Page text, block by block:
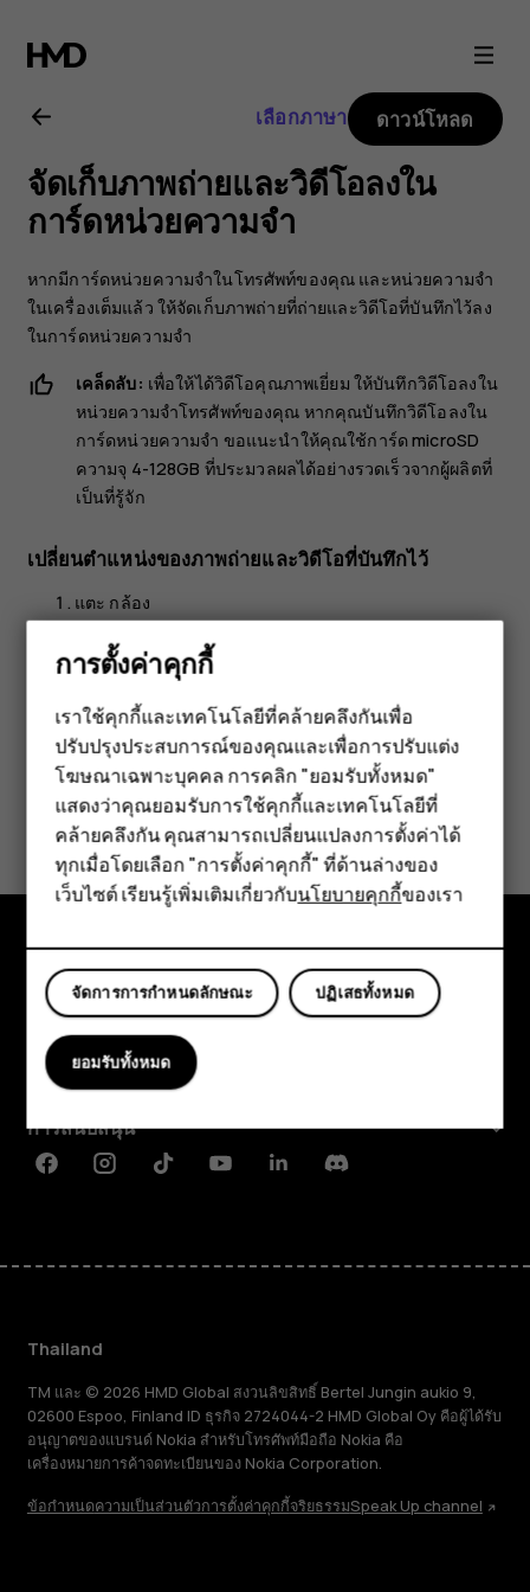
คู่มือ
ผู้
ใช้
Nokia
8.1
สมาร์ทโฟน
ฟีเจอร์โฟน
อุปกรณ์เสริม
แท็บเล็ต
เลือกภาษา ดาวน์โหลด
จัดเก็บภาพถ่ายและวิดีโอลงใน
การ์ดหน่วยความจำ
หากมีการ์ดหน่วยความจำในโทรศัพท์ของคุณ และหน่วยความจำ
ในเครื่องเต็มแล้ว ให้จัดเก็บภาพถ่ายที่ถ่ายและวิดีโอที่บันทึกไว้ลง
ในการ์ดหน่วยความจำ
เคล็ดลับ: เพื่อให้ได้วิดีโอคุณภาพเยี่ยม ให้บันทึกวิดีโอลงใน
หน่วยความจำโทรศัพท์ของคุณ หากคุณบันทึกวิดีโอลงใน
การ์ดหน่วยความจำ ขอแนะนำให้คุณใช้การ์ด microSD
ความจุ 4-128GB ที่ประมวลผลได้อย่างรวดเร็วจากผู้ผลิตที่
เป็นที่รู้จัก
เปลี่ยนตำแหน่งของภาพถ่ายและวิดีโอที่บันทึกไว้
แตะ กล้อง
แตะmenu การตั้งค่า
ข้อมูลนี้มีประโยชน์กับคุณหรือไม่
ใช่ ไม่
สำรวจ
เกี่ยวกับ
Planet and people
การสนับสนุน
FacebookInstagramTiktokYoutubeLinkedinDiscord
Thailand
TM และ © 2026 HMD Global สงวนลิขสิทธิ์ Bertel Jungin aukio 9,
02600 Espoo, Finland ID ธุรกิจ 2724044-2 HMD Global Oy คือผู้ได้รับ
อนุญาตของแบรนด์ Nokia สำหรับโทรศัพท์มือถือ Nokia คือ
เครื่องหมายการค้าจดทะเบียนของ Nokia Corporation.
ข้อกำหนดความเป็นส่วนตัวการตั้งค่าคุกกี้จริยธรรมSpeak Up channel
การตั้งค่าคุกกี้
เราใช้คุกกี้และเทคโนโลยีที่คล้ายคลึงกันเพื่อ
ปรับปรุงประสบการณ์ของคุณและเพื่อการปรับแต่ง
โฆษณาเฉพาะบุคคล การคลิก "ยอมรับทั้งหมด"
แสดงว่าคุณยอมรับการใช้คุกกี้และเทคโนโลยีที่
คล้ายคลึงกัน คุณสามารถเปลี่ยนแปลงการตั้งค่าได้
ทุกเมื่อโดยเลือก "การตั้งค่าคุกกี้" ที่ด้านล่างของ
เว็บไซต์ เรียนรู้เพิ่มเติมเกี่ยวกับนโยบายคุกกี้ของเรา
ปฏิเสธทั้งหมด
จัดการการกำหนดลักษณะ
ยอมรับทั้งหมด